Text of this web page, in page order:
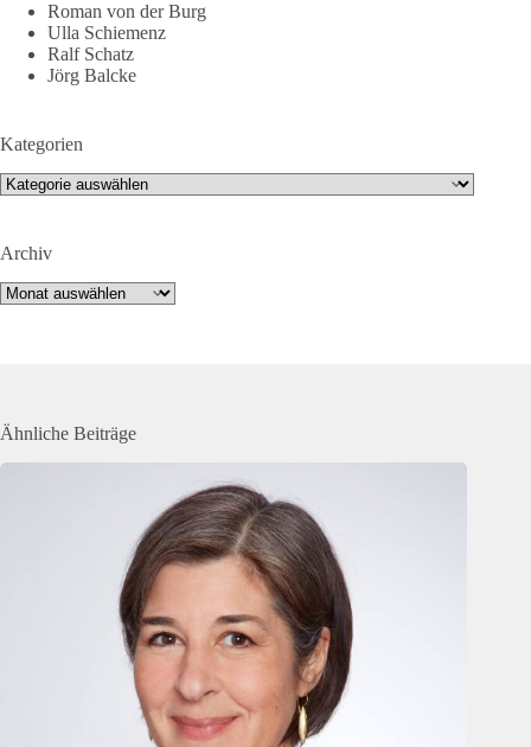
Roman von der Burg
Ulla Schiemenz
Ralf Schatz
Jörg Balcke
Kategorien
Kategorien
Archiv
Archiv
Ähnliche Beiträge